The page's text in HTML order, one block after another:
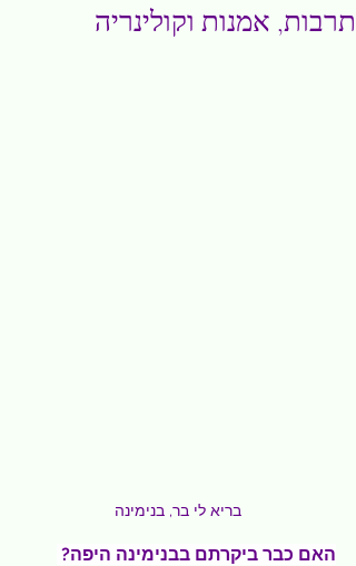
תרבות, אמנות וקולינריה
בריא לי בר, בנימינה
האם כבר ביקרתם בבנימינה היפה?